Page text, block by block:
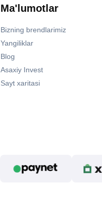
Ma'lumotlar
Bizning brendlarimiz
Yangiliklar
Blog
Asaxiy Invest
Sayt xaritasi